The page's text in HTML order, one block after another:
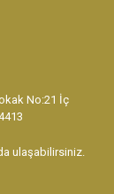
No:21 İç
ulaşabilirsiniz.